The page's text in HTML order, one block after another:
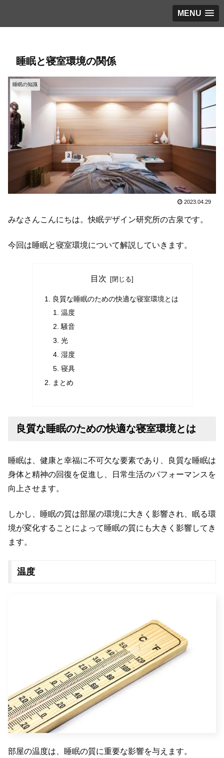
MENU
睡眠と寝室環境の関係
睡眠の知識
2023.04.29
みなさんこんにちは。快眠デザイン研究所の古泉です。
今回は睡眠と寝室環境について解説していきます。
目次
良質な睡眠のための快適な寝室環境とは
温度
騒音
光
湿度
寝具
まとめ
良質な睡眠のための快適な寝室環境とは
睡眠は、健康と幸福に不可欠な要素であり、良質な睡眠は
身体と精神の回復を促進し、日常生活のパフォーマンスを
向上させます。
しかし、睡眠の質は部屋の環境に大きく影響され、眠る環
境が変化することによって睡眠の質にも大きく影響してき
ます。
温度
部屋の温度は、睡眠の質に重要な影響を与えます。